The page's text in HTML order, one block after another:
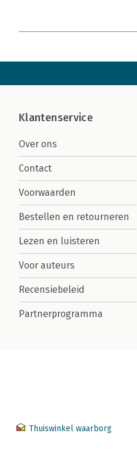
Klantenservice
Over ons
Contact
Voorwaarden
Bestellen en retourneren
Lezen en luisteren
Voor auteurs
Recensiebeleid
Partnerprogramma
Thuiswinkel waarborg